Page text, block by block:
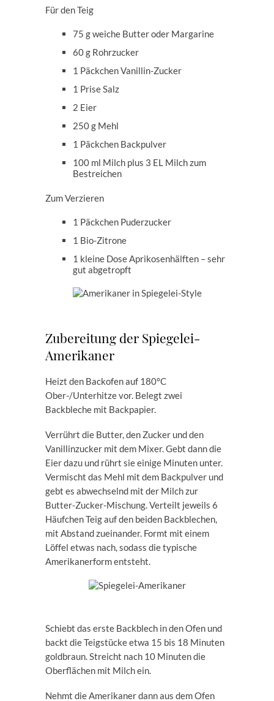
Für den Teig
75 g weiche Butter oder Margarine
60 g Rohrzucker
1 Päckchen Vanillin-Zucker
1 Prise Salz
2 Eier
250 g Mehl
1 Päckchen Backpulver
100 ml Milch plus 3 EL Milch zum
Bestreichen
Zum Verzieren
1 Päckchen Puderzucker
1 Bio-Zitrone
1 kleine Dose Aprikosenhälften – sehr
gut abgetropft
Zubereitung der Spiegelei-
Amerikaner
Heizt den Backofen auf 180°C
Ober-/Unterhitze vor. Belegt zwei
Backbleche mit Backpapier.
Verrührt die Butter, den Zucker und den
Vanillinzucker mit dem Mixer. Gebt dann die
Eier dazu und rührt sie einige Minuten unter.
Vermischt das Mehl mit dem Backpulver und
gebt es abwechselnd mit der Milch zur
Butter-Zucker-Mischung. Verteilt jeweils 6
Häufchen Teig auf den beiden Backblechen,
mit Abstand zueinander. Formt mit einem
Löffel etwas nach, sodass die typische
Amerikanerform entsteht.
Schiebt das erste Backblech in den Ofen und
backt die Teigstücke etwa 15 bis 18 Minuten
goldbraun. Streicht nach 10 Minuten die
Oberflächen mit Milch ein.
Nehmt die Amerikaner dann aus dem Ofen